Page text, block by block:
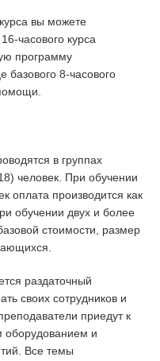
вы можете
часового курса
программу
базового 8-часового
в группах
человек. При обучении
оплата производится как
обучении двух и более
стоимости, размер
раздаточный
своих сотрудников и
приедут к
и
Все темы